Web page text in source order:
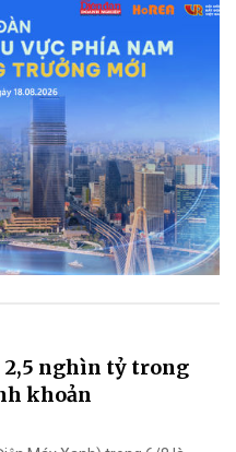
2,5 nghìn tỷ trong
khoản